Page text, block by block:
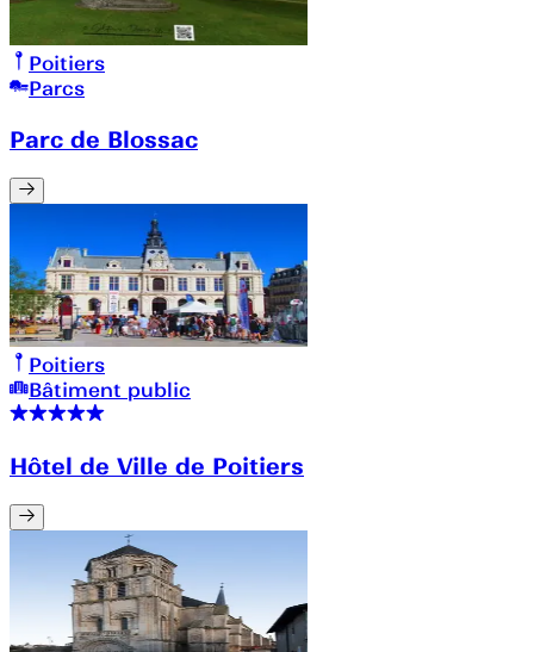
Poitiers
Parcs
Parc de Blossac
Poitiers
Bâtiment public
Hôtel de Ville de Poitiers